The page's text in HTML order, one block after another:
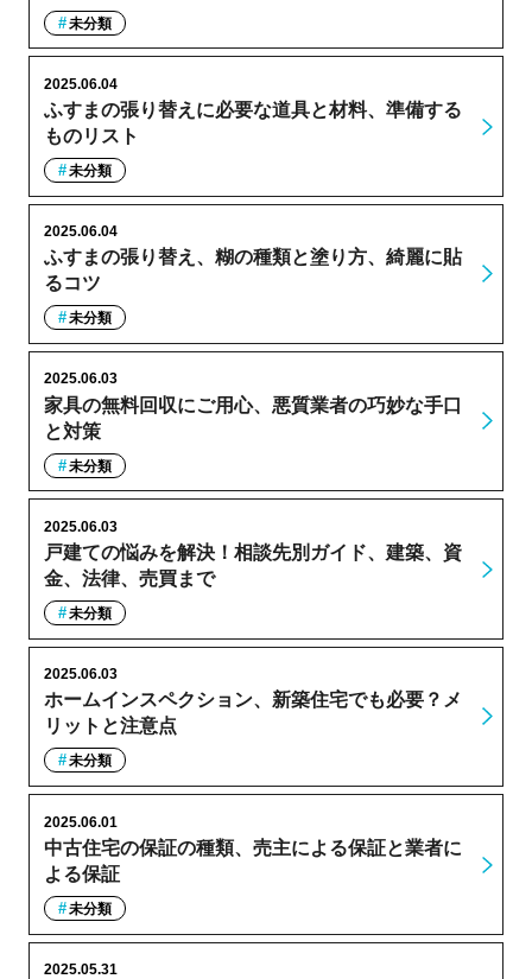
未分類
ふすまの張り替えに必要な道具と材料、準備する
ものリスト
2025.06.04
未分類
ふすまの張り替え、糊の種類と塗り方、綺麗に貼
るコツ
2025.06.04
未分類
家具の無料回収にご用心、悪質業者の巧妙な手口
と対策
2025.06.03
未分類
戸建ての悩みを解決！相談先別ガイド、建築、資
金、法律、売買まで
2025.06.03
未分類
ホームインスペクション、新築住宅でも必要？メ
リットと注意点
2025.06.03
未分類
中古住宅の保証の種類、売主による保証と業者に
よる保証
2025.06.01
未分類
2025.05.31